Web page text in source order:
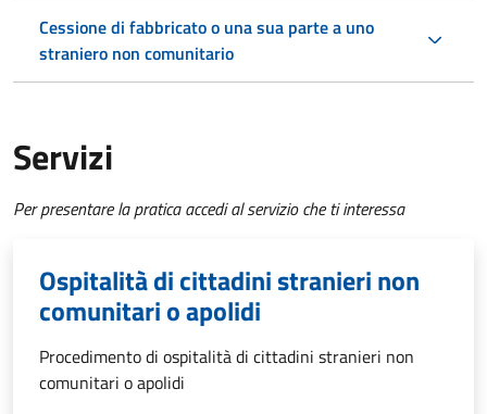
Cessione di fabbricato o una sua parte a uno
straniero non comunitario
Servizi
Per presentare la pratica accedi al servizio che ti interessa
Ospitalità di cittadini stranieri non
comunitari o apolidi
Procedimento di ospitalità di cittadini stranieri non
comunitari o apolidi